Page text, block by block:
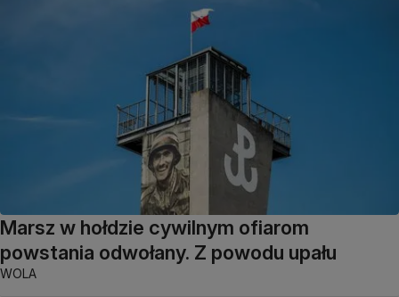
Marsz w hołdzie cywilnym ofiarom
powstania odwołany. Z powodu upału
WOLA